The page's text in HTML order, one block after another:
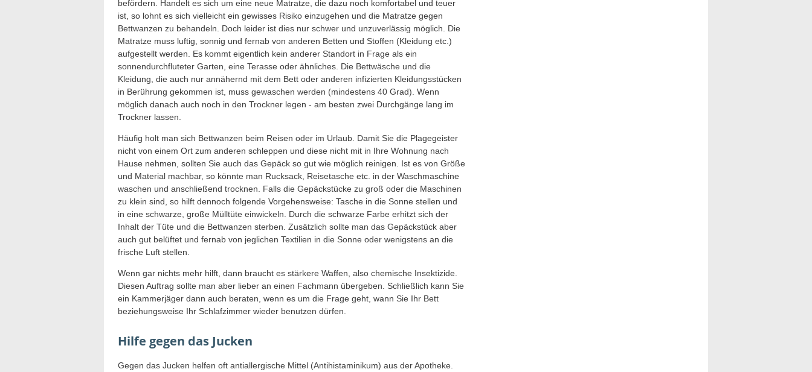
befördern. Handelt es sich um eine neue Matratze, die dazu noch komfortabel und teuer
ist, so lohnt es sich vielleicht ein gewisses Risiko einzugehen und die Matratze gegen
Bettwanzen zu behandeln. Doch leider ist dies nur schwer und unzuverlässig möglich. Die
Matratze muss luftig, sonnig und fernab von anderen Betten und Stoffen (Kleidung etc.)
aufgestellt werden. Es kommt eigentlich kein anderer Standort in Frage als ein
sonnendurchfluteter Garten, eine Terasse oder ähnliches. Die Bettwäsche und die
Kleidung, die auch nur annähernd mit dem Bett oder anderen infizierten Kleidungsstücken
in Berührung gekommen ist, muss gewaschen werden (mindestens 40 Grad). Wenn
möglich danach auch noch in den Trockner legen - am besten zwei Durchgänge lang im
Trockner lassen.
Häufig holt man sich Bettwanzen beim Reisen oder im Urlaub. Damit Sie die Plagegeister
nicht von einem Ort zum anderen schleppen und diese nicht mit in Ihre Wohnung nach
Hause nehmen, sollten Sie auch das Gepäck so gut wie möglich reinigen. Ist es von Größe
und Material machbar, so könnte man Rucksack, Reisetasche etc. in der Waschmaschine
waschen und anschließend trocknen. Falls die Gepäckstücke zu groß oder die Maschinen
zu klein sind, so hilft dennoch folgende Vorgehensweise: Tasche in die Sonne stellen und
in eine schwarze, große Mülltüte einwickeln. Durch die schwarze Farbe erhitzt sich der
Inhalt der Tüte und die Bettwanzen sterben. Zusätzlich sollte man das Gepäckstück aber
auch gut belüftet und fernab von jeglichen Textilien in die Sonne oder wenigstens an die
frische Luft stellen.
Wenn gar nichts mehr hilft, dann braucht es stärkere Waffen, also chemische Insektizide.
Diesen Auftrag sollte man aber lieber an einen Fachmann übergeben. Schließlich kann Sie
ein Kammerjäger dann auch beraten, wenn es um die Frage geht, wann Sie Ihr Bett
beziehungsweise Ihr Schlafzimmer wieder benutzen dürfen.
Hilfe gegen das Jucken
Gegen das Jucken helfen oft antiallergische Mittel (Antihistaminikum) aus der Apotheke.